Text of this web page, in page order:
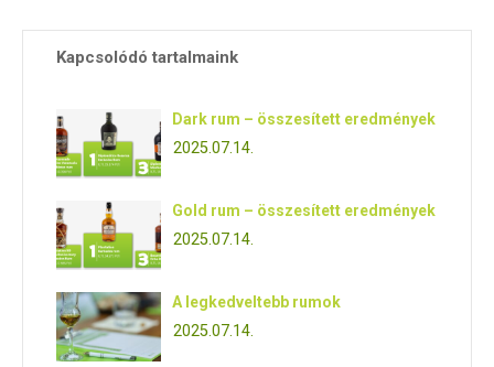
Kapcsolódó tartalmaink
Dark rum – összesített eredmények
2025.07.14.
Gold rum – összesített eredmények
2025.07.14.
A legkedveltebb rumok
2025.07.14.